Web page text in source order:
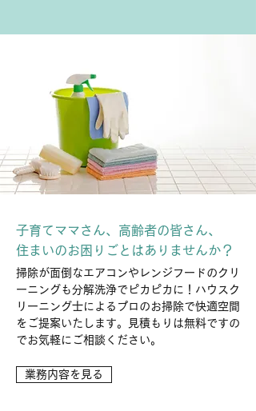
子育てママさん、高齢者の皆さん、
住まいのお困りごとはありませんか？
掃除が面倒なエアコンやレンジフードのクリ
ーニングも分解洗浄でピカピカに！ハウスク
リーニング士によるプロのお掃除で快適空間
をご提案いたします。見積もりは無料ですの
でお気軽にご相談ください。
業務内容を見る